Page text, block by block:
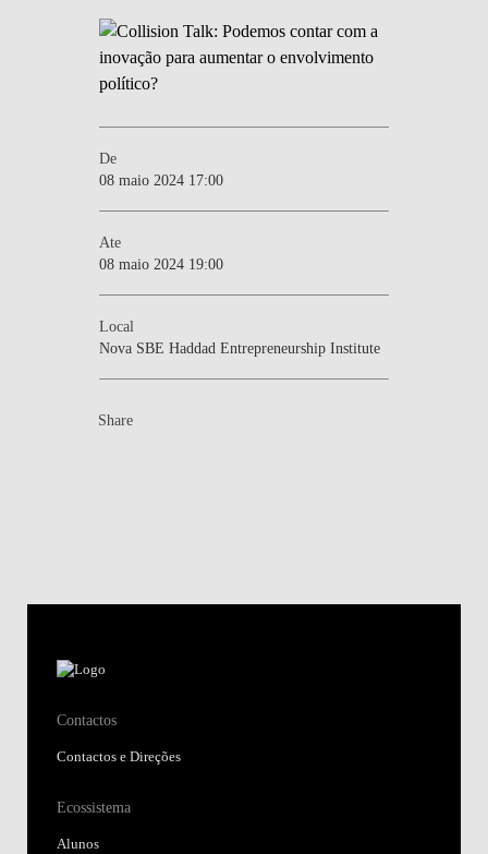
De
08 maio 2024 17:00
Ate
08 maio 2024 19:00
Local
Nova SBE Haddad Entrepreneurship Institute
Share
Contactos
Contactos e Direções
Ecossistema
Alunos